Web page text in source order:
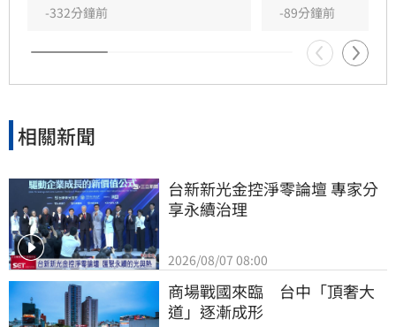
-332分鐘前 -89分鐘前
相關新聞
台新新光金控淨零論壇 專家分
享永續治理
2026/08/07 08:00
商場戰國來臨　台中「頂奢大
道」逐漸成形